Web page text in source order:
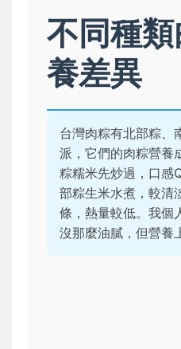
不同種
養差異
台灣肉粽有北部粽、
派，它們的肉粽營養
粽糯米先炒過，口感
部粽生米水煮，較清
條，熱量較低。我個
沒那麼油膩，但營養